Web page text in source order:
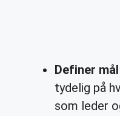
Definer
tydelig på
som leder